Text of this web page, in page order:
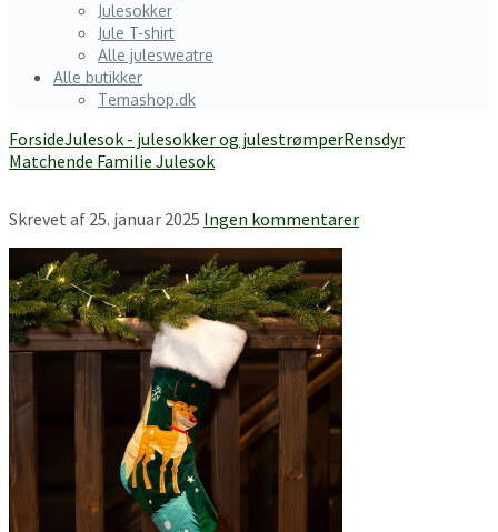
Julesokker
Jule T-shirt
Alle julesweatre
Alle butikker
Temashop.dk
ForsideJulesok - julesokker og julestrømperRensdyr
Matchende Familie Julesok
Skrevet af 25. januar 2025 Ingen kommentarer